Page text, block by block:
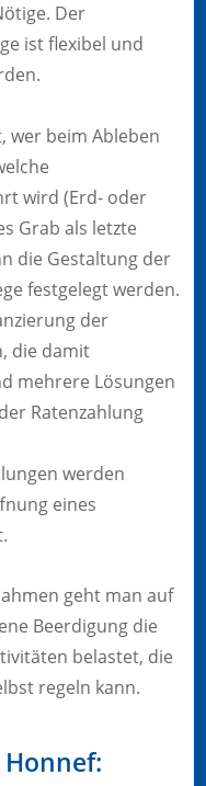
Der
ist flexibel und
wer beim Ableben
wird (Erd- oder
Grab als letzte
die Gestaltung der
festgelegt werden.
der
die damit
mehrere Lösungen
Ratenzahlung
werden
eines
geht man auf
Beerdigung die
belastet, die
regeln kann.